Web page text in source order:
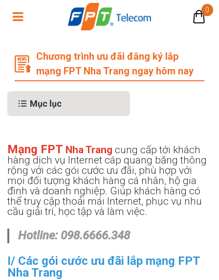
0
Chương trình ưu đãi đăng ký lắp
mạng FPT Nha Trang ngay hôm nay
Mục lục
Mạng FPT Nha Trang cung cấp tới khách
hàng dịch vụ Internet cáp quang băng thông
rộng với các gói cước ưu đãi, phù hợp với
mọi đối tượng khách hàng cá nhân, hộ gia
đình và doanh nghiệp. Giúp khách hàng có
thể truy cập thoải mái Internet, phục vụ nhu
cầu giải trí, học tập và làm việc.
Hotline: 098.6666.348
I/ Các gói cước ưu đãi lắp mạng FPT
Nha Trang